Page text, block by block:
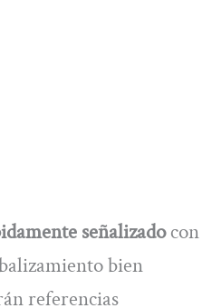
señalizadocon
bien
referencias